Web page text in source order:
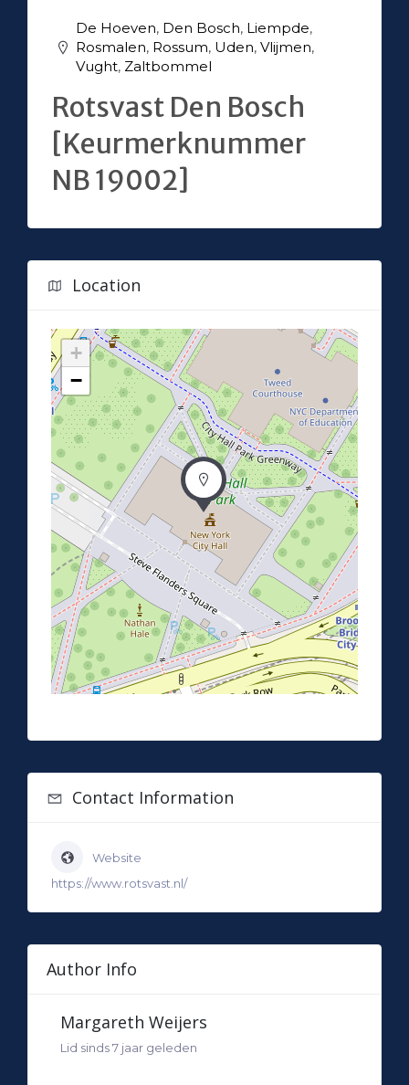
De Hoeven, Den Bosch, Liempde,
Rosmalen, Rossum, Uden, Vlijmen,
Vught, Zaltbommel
Rotsvast Den Bosch
[Keurmerknummer
NB 19002]
Location
+
−
Contact Information
Website
https://www.rotsvast.nl/
Author Info
Margareth Weijers
Lid sinds 7 jaar geleden